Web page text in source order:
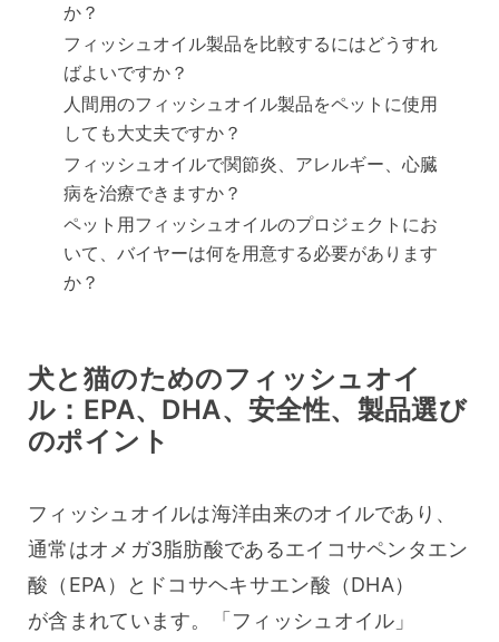
か？
フィッシュオイル製品を比較するにはどうすれ
ばよいですか？
人間用のフィッシュオイル製品をペットに使用
しても大丈夫ですか？
フィッシュオイルで関節炎、アレルギー、心臓
病を治療できますか？
ペット用フィッシュオイルのプロジェクトにお
いて、バイヤーは何を用意する必要があります
か？
犬と猫のためのフィッシュオイ
ル：EPA、DHA、安全性、製品選び
のポイント
フィッシュオイルは海洋由来のオイルであり、
通常はオメガ3脂肪酸であるエイコサペンタエン
酸（EPA）とドコサヘキサエン酸（DHA）
が含まれています。「フィッシュオイル」